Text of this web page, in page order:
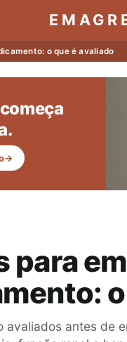
o que é avaliado
começa
→
para
avaliados antes de